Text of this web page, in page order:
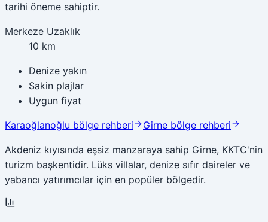
tarihi öneme sahiptir.
Merkeze Uzaklık
10 km
Denize yakın
Sakin plajlar
Uygun fiyat
Karaoğlanoğlu bölge rehberi Girne bölge rehberi
Akdeniz kıyısında eşsiz manzaraya sahip Girne, KKTC'nin
turizm başkentidir. Lüks villalar, denize sıfır daireler ve
yabancı yatırımcılar için en popüler bölgedir.